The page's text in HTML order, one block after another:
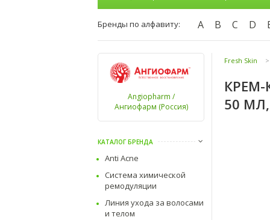
Бренды по алфавиту: A B C D
Angiopharm /
Ангиофарм (Россия)
КАТАЛОГ БРЕНДА
Anti Acne
Система химической
ремодуляции
Линия ухода за волосами
и телом
Fresh Skin >
50